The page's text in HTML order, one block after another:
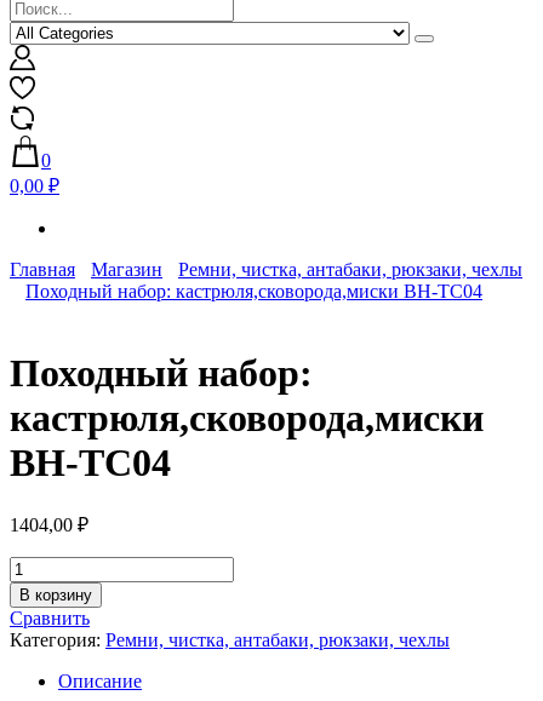
0
0,00 ₽
Главная Магазин
Ремни, чистка, антабаки, рюкзаки, чехлы
Походный набор: кастрюля,сковорода,миски BH-TC04
Походный набор:
кастрюля,сковорода,миски
BH-TC04
1404,00 ₽
Количество
товара
Походный
набор:
кастрюля,сковорода,миски
BH-
В корзину
Сравнить
Категория: Ремни, чистка, антабаки, рюкзаки, чехлы
Описание